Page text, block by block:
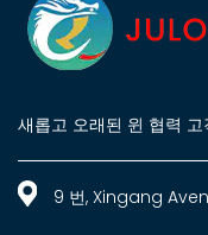
새롭고 오래된 윈 협력 고
9 번, Xingang